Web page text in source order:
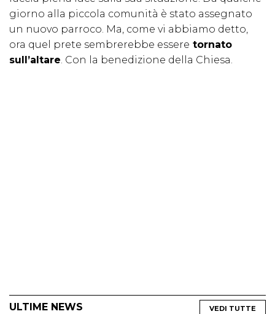
giorno alla piccola comunità è stato assegnato
un nuovo parroco. Ma, come vi abbiamo detto,
ora quel prete sembrerebbe essere tornato
sull’altare. Con la benedizione della Chiesa.
ULTIME NEWS VEDI TUTTE